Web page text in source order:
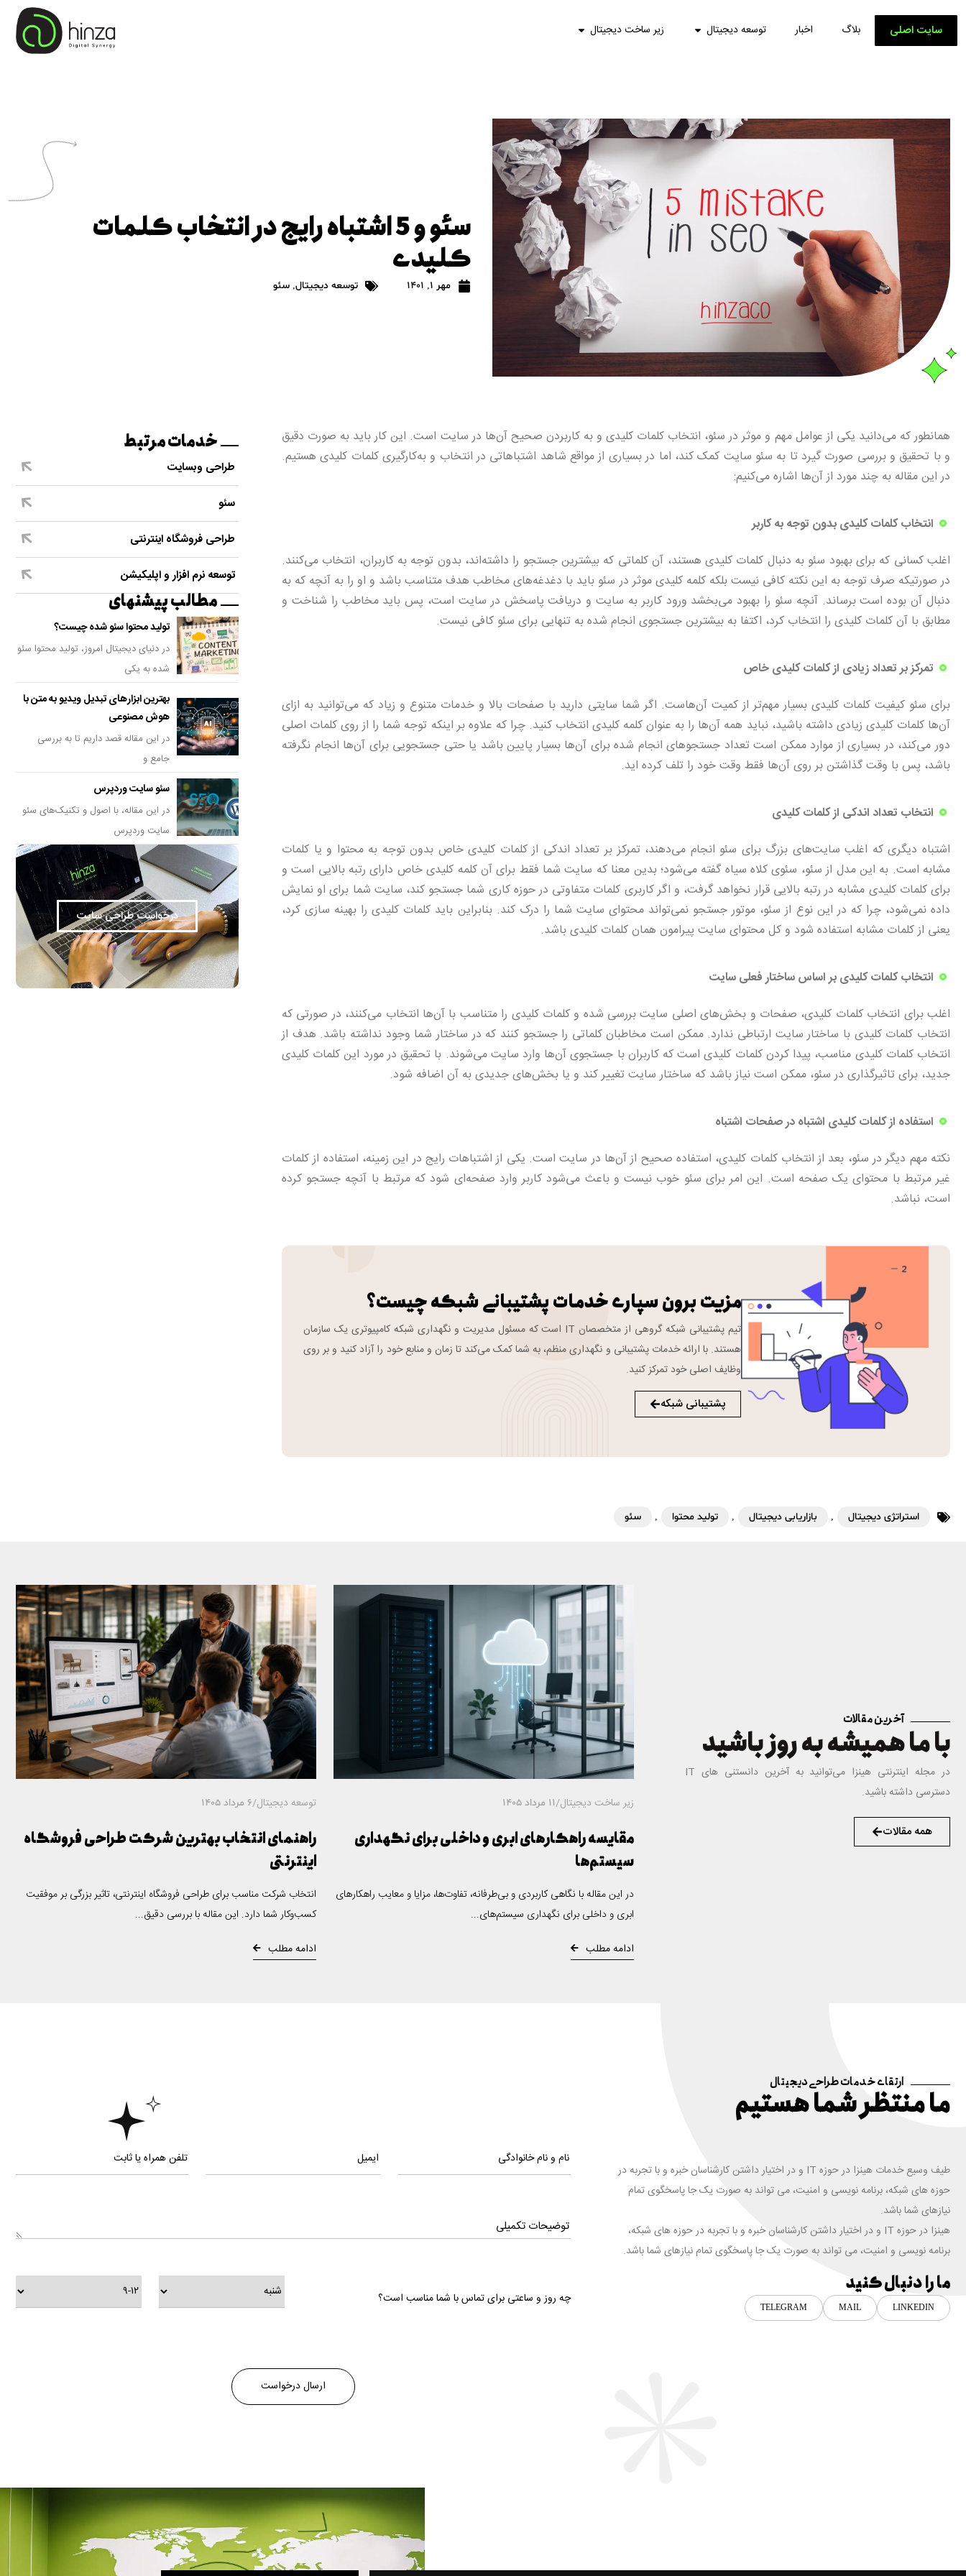
سایت اصلی بلاگ اخبار توسعه دیجیتال زیر ساخت دیجیتال
سئو و 5 اشتباه رایج در انتخاب کلمات
کلیدی
مهر 1, 1401 توسعه دیجیتال,سئو
همانطور که می‌دانید یکی از عوامل مهم و موثر در سئو، انتخاب کلمات کلیدی و به کاربردن صحیح آن‌ها در سایت است. این کار باید به صورت دقیق
و با تحقیق و بررسی صورت گیرد تا به سئو سایت کمک کند، اما در بسیاری از مواقع شاهد اشتباهاتی در انتخاب و به‌کارگیری کلمات کلیدی هستیم.
در این مقاله به چند مورد از آن‌ها اشاره می‌کنیم:
انتخاب کلمات کلیدی بدون توجه به کاربر
اغلب کسانی که برای بهبود سئو به دنبال کلمات کلیدی هستند، آن‌ کلماتی که بیشترین جستجو را داشته‌اند، بدون توجه به کاربران، انتخاب می‌کنند.
در صورتیکه صرف توجه به این نکته کافی نیست بلکه کلمه کلیدی موثر در سئو باید با دغدغه‌های مخاطب هدف متناسب باشد و او را به آنچه که به
دنبال آن بوده است برساند. آنچه سئو را بهبود می‌بخشد ورود کاربر به سایت و دریافت پاسخش در سایت است، پس باید مخاطب را شناخت و
مطابق با آن کلمات کلیدی را انتخاب کرد، اکتفا به بیشترین جستجوی انجام شده به تنهایی برای سئو کافی نیست.
تمرکز بر تعداد زیادی از کلمات کلیدی خاص
برای سئو کیفیت کلمات کلیدی بسیار مهم‌تر از کمیت آن‌هاست. اگر شما سایتی دارید با صفحات بالا و خدمات متنوع و زیاد که می‌توانید به ازای
آن‌ها کلمات کلیدی زیادی داشته باشید، نباید همه آن‌ها را به عنوان کلمه کلیدی انتخاب کنید. چرا که علاوه بر اینکه توجه شما را از روی کلمات اصلی
دور می‌کند، در بسیاری از موارد ممکن است تعداد جستجوهای انجام شده برای آن‌ها بسیار پایین باشد یا حتی جستجویی برای آن‌ها انجام نگرفته
باشد، پس با وقت گذاشتن بر روی آن‌ها فقط وقت خود را تلف کرده اید.
انتخاب تعداد اندکی از کلمات کلیدی
اشتباه دیگری که اغلب سایت‌های بزرگ برای سئو انجام می‌دهند، تمرکز بر تعداد اندکی از کلمات کلیدی خاص بدون توجه به محتوا و یا کلمات
مشابه است. به این مدل از سئو، سئوی کلاه سیاه گفته می‌شود؛ بدین معنا که سایت شما فقط برای آن کلمه کلیدی خاص دارای رتبه بالایی است و
برای کلمات کلیدی مشابه در رتبه بالایی قرار نخواهد گرفت، و اگر کاربری کلمات متفاوتی در حوزه کاری شما جستجو کند، سایت شما برای او نمایش
داده نمی‌شود، چرا که در این نوع از سئو، موتور جستجو نمی‌تواند محتوای سایت شما را درک کند. بنابراین باید کلمات کلیدی را بهینه سازی کرد،
یعنی از کلمات مشابه استفاده شود و کل محتوای سایت پیرامون همان کلمات کلیدی باشد.
انتخاب کلمات کلیدی بر اساس ساختار فعلی سایت
اغلب برای انتخاب کلمات کلیدی، صفحات و بخش‌های اصلی سایت بررسی شده و کلمات کلیدی را متناسب با آن‌ها انتخاب می‌کنند، در صورتی که
انتخاب کلمات کلیدی با ساختار سایت ارتباطی ندارد. ممکن است مخاطبان کلماتی را جستجو کنند که در ساختار شما وجود نداشته باشد. هدف از
انتخاب کلمات کلیدی مناسب، پیدا کردن کلمات کلیدی است که کاربران با جستجوی آن‌ها وارد سایت می‌شوند. با تحقیق در مورد این کلمات کلیدی
جدید، برای تاثیرگذاری در سئو، ممکن است نیاز باشد که ساختار سایت تغییر کند و یا بخش‌های جدیدی به آن اضافه شود.
استفاده از کلمات کلیدی اشتباه در صفحات اشتباه
نکته مهم دیگر در سئو، بعد از انتخاب کلمات کلیدی، استفاده صحیح از آن‌ها در سایت است. یکی از اشتباهات رایج در این زمینه، استفاده از کلمات
غیر مرتبط با محتوای یک صفحه است. این امر برای سئو خوب نیست و باعث می‌شود کاربر وارد صفحه‌ای شود که مرتبط با آنچه جستجو کرده
است، نباشد.
مزیت برون سپاری خدمات پشتیبانی شبکه چیست؟
تیم پشتیبانی شبکه گروهی از متخصصان IT است که مسئول مدیریت و نگهداری شبکه کامپیوتری یک سازمان
هستند. با ارائه خدمات پشتیبانی و نگهداری منظم، به شما کمک می‌کند تا زمان و منابع خود را آزاد کنید و بر روی
وظایف اصلی خود تمرکز کنید.
پشتیبانی شبکه
استراتژی دیجیتال , بازاریابی دیجیتال , تولید محتوا , سئو
خدمات مرتبط
طراحی وبسایت
سئو
طراحی فروشگاه اینترنتی
توسعه نرم افزار و اپلیکیشن
مطالب پیشنهای
تولید محتوا سئو شده چیست؟
در دنیای دیجیتال امروز، تولید محتوا سئو
شده به یکی
بهترین ابزارهای تبدیل ویدیو به متن با
هوش مصنوعی
در این مقاله قصد داریم تا به بررسی
جامع و
سئو سایت وردپرس
در این مقاله، با اصول و تکنیک‌های سئو
سایت وردپرس
درخواست طراحی سایت
آخرین مقالات
با ما همیشه به روز باشید
در مجله اینترنتی هینزا می‌توانید به آخرین دانستنی های IT
دسترسی داشته باشید.
همه مقالات
زیر ساخت دیجیتال/11 مرداد 1405
مقایسه راهکارهای ابری و داخلی برای نگهداری
سیستم‌ها
در این مقاله با نگاهی کاربردی و بی‌طرفانه، تفاوت‌ها، مزایا و معایب راهکارهای
ابری و داخلی برای نگهداری سیستم‌های...
ادامه مطلب
توسعه دیجیتال/6 مرداد 1405
راهنمای انتخاب بهترین شرکت طراحی فروشگاه
اینترنتی
انتخاب شرکت مناسب برای طراحی فروشگاه اینترنتی، تاثیر بزرگی بر موفقیت
کسب‌وکار شما دارد. این مقاله با بررسی دقیق...
ادامه مطلب
ارتقای خدمات طراحی دیجیتال
ما منتظر شما هستیم
طیف وسیع خدمات هینزا در حوزه IT و در اختیار داشتن کارشناسان خبره و با تجربه در
حوزه های شبکه، برنامه نویسی و امنیت، می تواند به صورت یک جا پاسخگوی تمام
نیازهای شما باشد.
هینزا در حوزه IT و در اختیار داشتن کارشناسان خبره و با تجربه در حوزه های شبکه،
برنامه نویسی و امنیت، می تواند به صورت یک جا پاسخگوی تمام نیازهای شما باشد.
ما را دنبال کنید
LINKEDIN
MAIL
TELEGRAM
چه روز و ساعتی برای تماس با شما مناسب است؟